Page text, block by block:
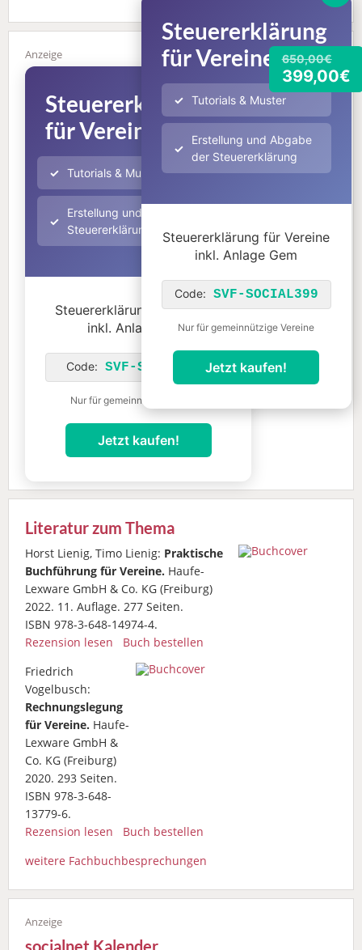
650,00€
399,00€
Steuererklärung
für Vereine
Tutorials & Muster
Erstellung und Abgabe
der Steuererklärung
Steuererklärung für Vereine
inkl. Anlage Gem
Code: SVF-SOCIAL399
Nur für gemeinnützige Vereine
Jetzt kaufen!
650,00€
399,00€
Steuererklärung
für Vereine
Tutorials & Muster
Erstellung und Abgabe der
Steuererklärung
Steuererklärung für Vereine
inkl. Anlage Gem
Code: SVF-SOCIAL399
Nur für gemeinnützige Vereine
Jetzt kaufen!
Literatur zum Thema
Horst Lienig, Timo Lienig: Praktische
Buchführung für Vereine. Haufe-
Lexware GmbH & Co. KG (Freiburg)
2022. 11. Auflage. 277 Seiten.
ISBN 978-3-648-14974-4.
Rezension lesen
Buch bestellen
Friedrich
Vogelbusch:
Rechnungslegung
für Vereine. Haufe-
Lexware GmbH &
Co. KG (Freiburg)
2020. 293 Seiten.
ISBN 978-3-648-
13779-6.
Rezension lesen
Buch bestellen
weitere Fachbuchbesprechungen